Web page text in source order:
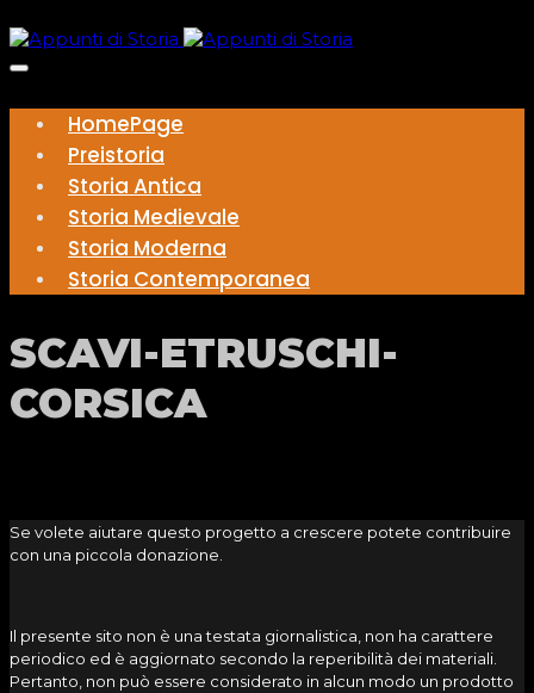
HomePage
Preistoria
Storia Antica
Storia Medievale
Storia Moderna
Storia Contemporanea
SCAVI-ETRUSCHI-
CORSICA
Se volete aiutare questo progetto a crescere potete contribuire
con una piccola donazione.
Il presente sito non è una testata giornalistica, non ha carattere
periodico ed è aggiornato secondo la reperibilità dei materiali.
Pertanto, non può essere considerato in alcun modo un prodotto